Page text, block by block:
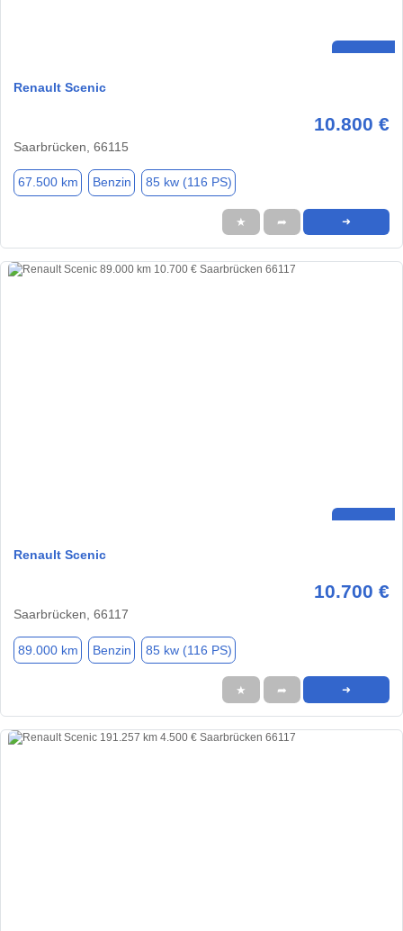
Renault Scenic
10.800 €
Saarbrücken, 66115
67.500 km Benzin 85 kw (116 PS)
★ ➦ ➜
Renault Scenic
10.700 €
Saarbrücken, 66117
89.000 km Benzin 85 kw (116 PS)
★ ➦ ➜